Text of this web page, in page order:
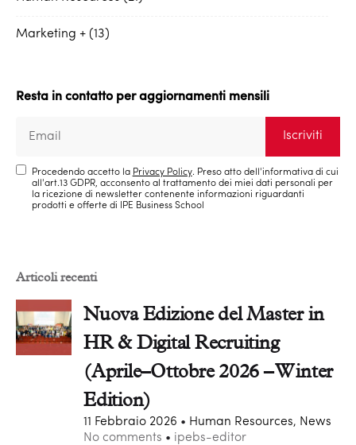
Marketing + 13
Resta in contatto per aggiornamenti mensili
Procedendo accetto la Privacy Policy. Preso atto dell'informativa di cui
all'art.13 GDPR, acconsento al trattamento dei miei dati personali per
la ricezione di newsletter contenente informazioni riguardanti
prodotti e offerte di IPE Business School
Articoli recenti
Nuova Edizione del Master in
HR & Digital Recruiting
(Aprile–Ottobre 2026 – Winter
Edition)
11 Febbraio 2026
Human Resources, News
No comments
ipebs-editor